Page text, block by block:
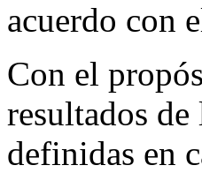
acuerdo con
Con el
resultados de
definidas en